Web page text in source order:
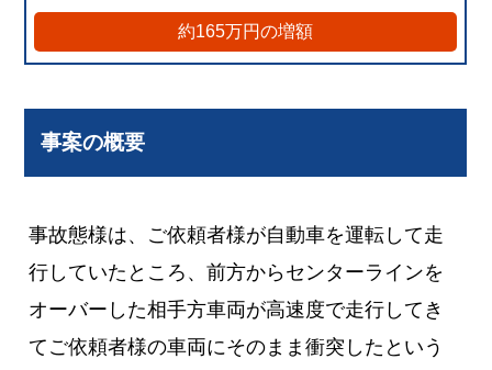
約165万円の増額
事案の概要
事故態様は、ご依頼者様が自動車を運転して走
行していたところ、前方からセンターラインを
オーバーした相手方車両が高速度で走行してき
てご依頼者様の車両にそのまま衝突したという